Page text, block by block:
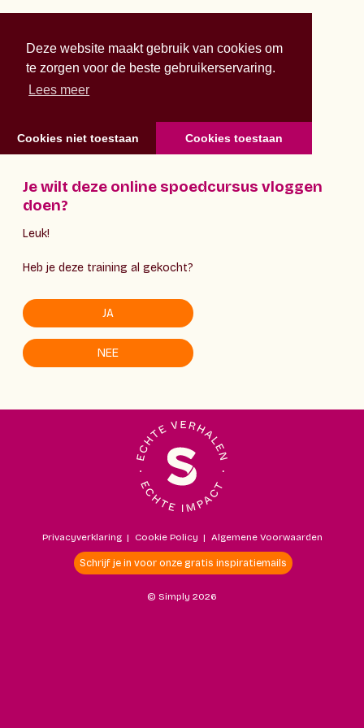
Deze website maakt gebruik van cookies om
te zorgen voor de beste gebruikerservaring.
Lees meer
Cookies niet toestaan Cookies toestaan
Je wilt deze online spoedcursus vloggen
doen?
Leuk!
Heb je deze training al gekocht?
JA
NEE
Privacyverklaring | Cookie Policy | Algemene Voorwaarden
Schrijf je in voor onze gratis inspiratiemails
© Simply 2026